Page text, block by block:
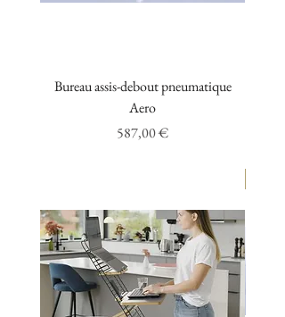
Bureau assis-debout pneumatique
Aero
Prix
587,00 €